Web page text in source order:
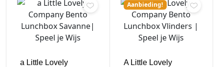
a Little Lovely
Aanbieding!
A Little Lovely